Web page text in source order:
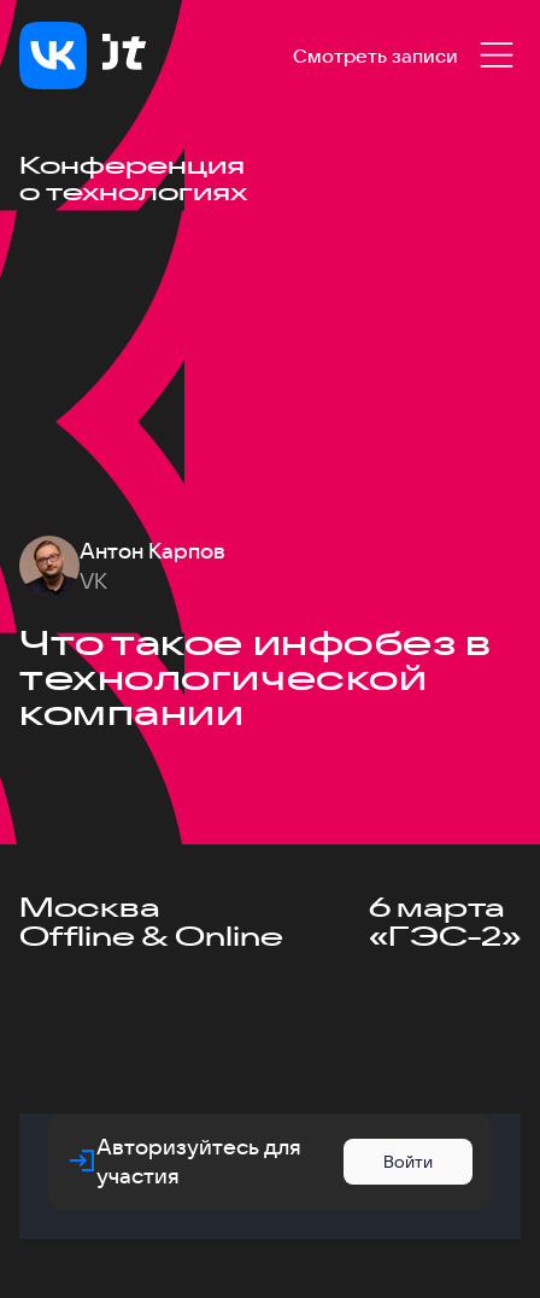
Смотреть записи
Конференция
о технологиях
Антон Карпов
VK
Что такое инфобез в
технологической
компании
Москва
Offline & Online
6 марта
«ГЭС-2»
Авторизуйтесь для
участия
Войти